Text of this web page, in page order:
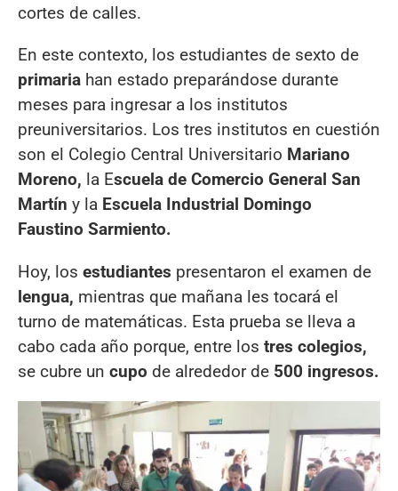
cortes de calles.
En este contexto, los estudiantes de sexto de
primaria han estado preparándose durante
meses para ingresar a los institutos
preuniversitarios. Los tres institutos en cuestión
son el Colegio Central Universitario Mariano
Moreno, la Escuela de Comercio General San
Martín y la Escuela Industrial Domingo
Faustino Sarmiento.
Hoy, los estudiantes presentaron el examen de
lengua, mientras que mañana les tocará el
turno de matemáticas. Esta prueba se lleva a
cabo cada año porque, entre los tres colegios,
se cubre un cupo de alrededor de 500 ingresos.